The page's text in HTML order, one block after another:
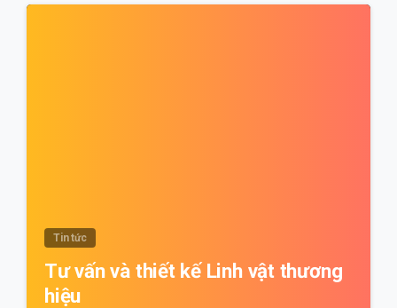
Tin tức
Tư vấn và thiết kế Linh vật thương
hiệu